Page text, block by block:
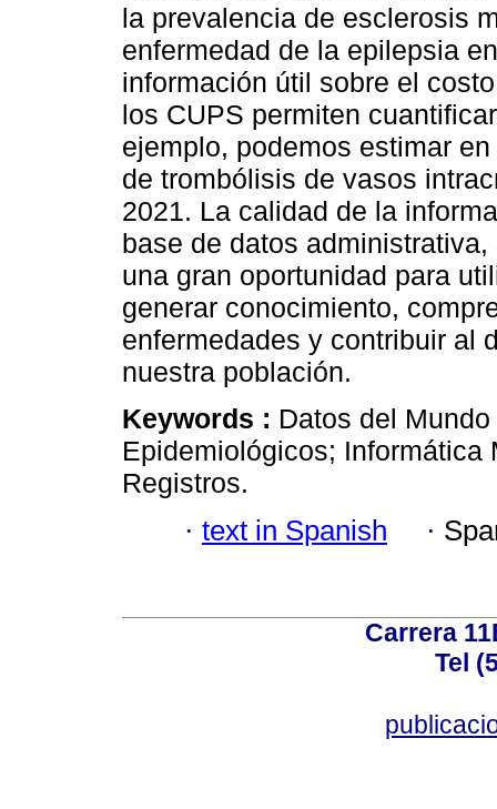
la prevalencia de esclerosis
enfermedad de la epilepsia
información útil sobre el
los CUPS permiten
ejemplo, podemos estimar
de trombólisis de vasos
2021. La calidad de la
base de datos
una gran oportunidad para
generar conocimiento,
enfermedades y contribuir al
nuestra población.
Keywords : Datos del
Epidemiológicos;
Registros.
· text in Spanish ·
Carrera
Tel